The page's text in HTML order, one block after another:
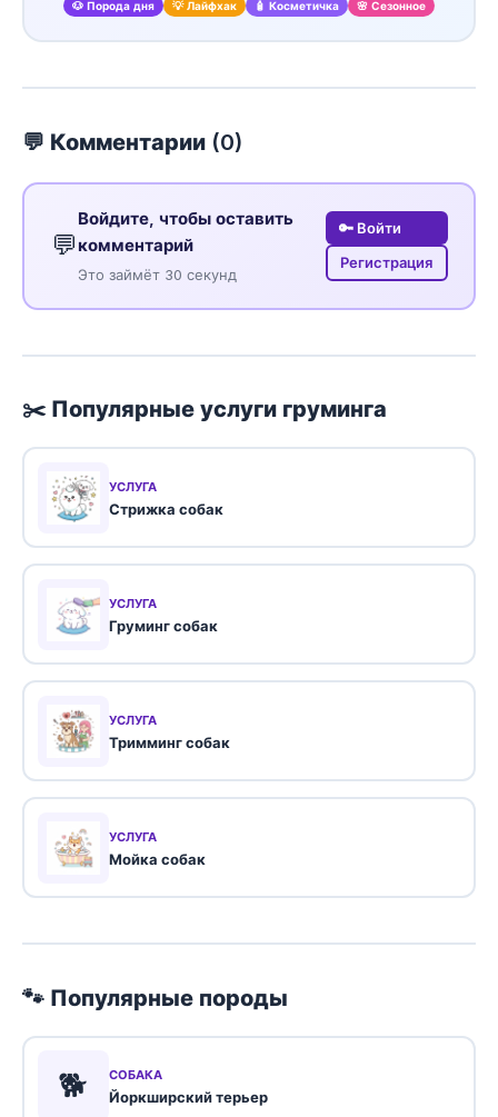
🐶 Порода дня 💡 Лайфхак 🧴 Косметичка 🌸 Сезонное
💬 Комментарии (0)
💬
Войдите, чтобы оставить
комментарий
Это займёт 30 секунд
🔑 Войти
Регистрация
✂️ Популярные услуги груминга
УСЛУГА
Стрижка собак
УСЛУГА
Груминг собак
УСЛУГА
Тримминг собак
УСЛУГА
Мойка собак
🐾 Популярные породы
🐕 СОБАКА
Йоркширский терьер